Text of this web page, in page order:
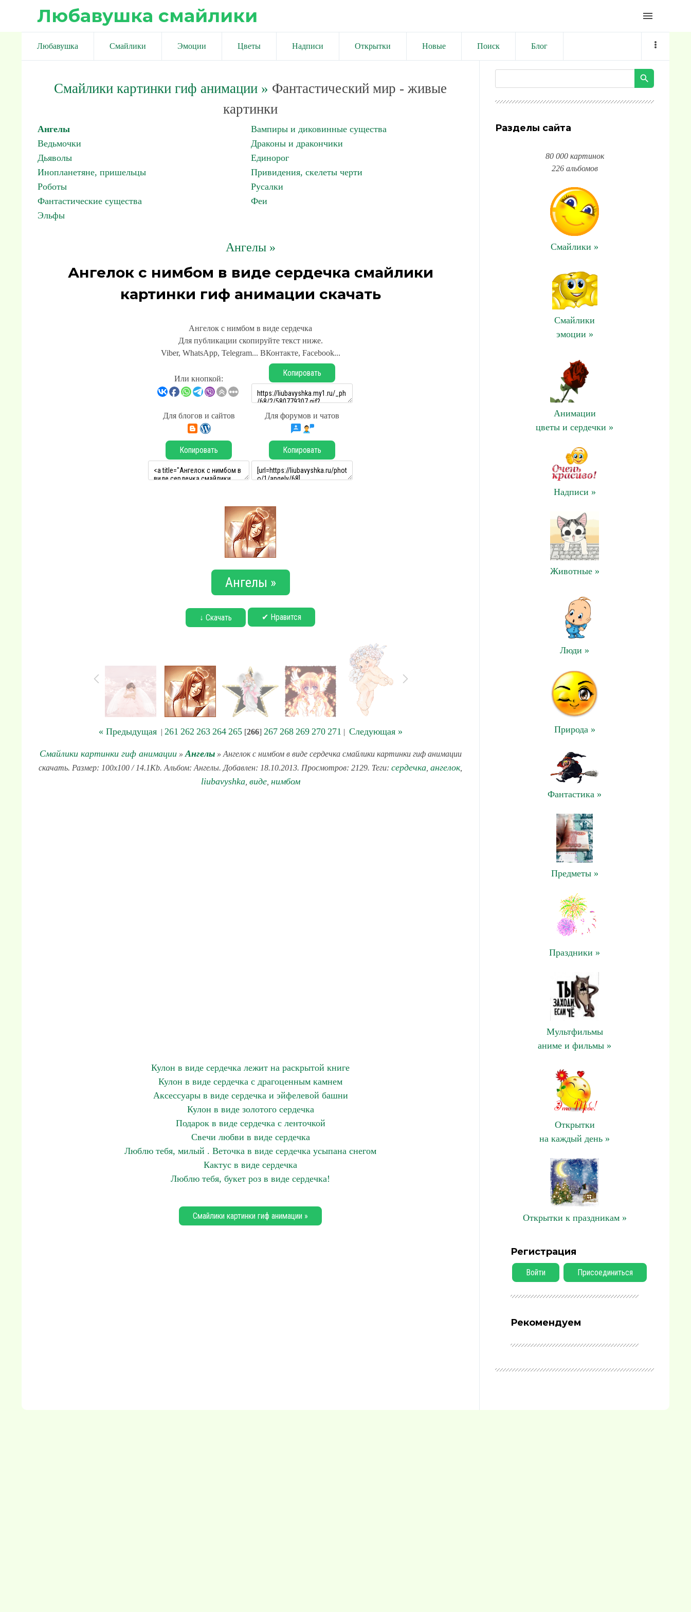
Любавушка смайлики menu
Любавушка Смайлики Эмоции Цветы Надписи Открытки Новые Поиск Блог
Смайлики картинки гиф анимации » Фантастический мир - живые
картинки
Ангелы
Вампиры и диковинные существа
Ведьмочки
Драконы и дракончики
Дьяволы
Единорог
Инопланетяне, пришельцы
Привидения, скелеты черти
Роботы
Русалки
Фантастические существа
Феи
Эльфы
Ангелы »
Ангелок с нимбом в виде сердечка смайлики
картинки гиф анимации скачать
Ангелок с нимбом в виде сердечка
Для публикации скопируйте текст ниже.
Viber, WhatsApp, Telegram... ВКонтакте, Facebook...
Или кнопкой:
Копировать
Для блогов и сайтов Для форумов и чатов
Копировать Копировать
Ангелы »
↓ Скачать ✔ Нравится
« Предыдущая| 261 262 263 264 265[266] 267 268 269 270 271 | Следующая »
Смайлики картинки гиф анимации» Ангелы» Ангелок с нимбом в виде сердечка смайлики картинки гиф анимации
скачать. Размер: 100x100 / 14.1Kb. Альбом: Ангелы. Добавлен: 18.10.2013. Просмотров: 2129. Теги: сердечка ангелок,
liubavyshka, виде, нимбом
Кулон в виде сердечка лежит на раскрытой книге
Кулон в виде сердечка с драгоценным камнем
Аксессуары в виде сердечка и эйфелевой башни
Кулон в виде золотого сердечка
Подарок в виде сердечка с ленточкой
Свечи любви в виде сердечка
Люблю тебя, милый . Веточка в виде сердечка усыпана снегом
Кактус в виде сердечка
Люблю тебя, букет роз в виде сердечка!
Смайлики картинки гиф анимации »
Разделы сайта
80 000 картинок
226 альбомов
Смайлики »
Смайлики
эмоции »
Анимации
цветы и сердечки »
Надписи »
Животные »
Люди »
Природа »
Фантастика »
Предметы »
Праздники »
Мультфильмы
аниме и фильмы »
Открытки
на каждый день »
Открытки к праздникам »
Регистрация
Войти Присоединиться
Рекомендуем